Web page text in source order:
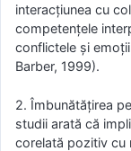
interacțiunea cu
competențele
conflictele și
Barber, 1999).
2. Îmbunătățirea
studii arată că
corelată pozitiv cu